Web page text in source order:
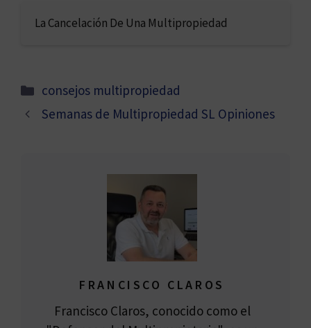
La Cancelación De Una Multipropiedad
Categorías
consejos multipropiedad
Semanas de Multipropiedad SL Opiniones
FRANCISCO CLAROS
Francisco Claros, conocido como el